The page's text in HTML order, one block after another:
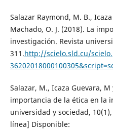
Salazar Raymond, M. B.,
Machado, O. J. (2018). La
investigación. Revista
311.http://scielo.sld.cu/
Salazar, M., Icaza Guevara, M
importancia de la ética en la
universidad y sociedad,
línea] Disponible: